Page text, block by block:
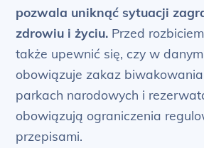
pozwala uniknąć sytuacji
zdrowiu i życiu. Przed
także upewnić się, czy w
obowiązuje zakaz
parkach narodowych i
obowiązują ograniczenia
przepisami.